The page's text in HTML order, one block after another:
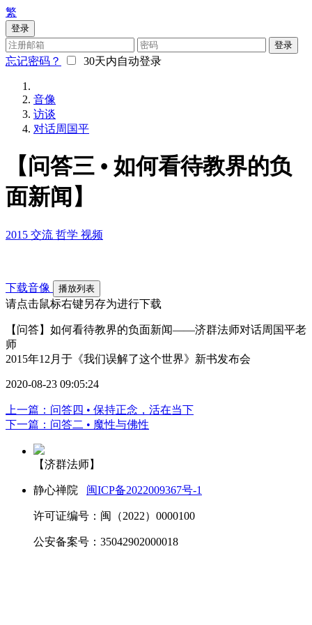
繁
登录
登录
忘记密码？ 30天内自动登录
音像
访谈
对话周国平
【问答三 • 如何看待教界的负
面新闻】
2015 交流 哲学 视频
下载音像 播放列表
请点击鼠标右键另存为进行下载
【问答】如何看待教界的负面新闻——济群法师对话周国平老
师
2015年12月于《我们误解了这个世界》新书发布会
2020-08-23 09:05:24
上一篇：问答四 • 保持正念，活在当下
下一篇：问答二 • 魔性与佛性
【济群法师】
静心禅院 闽ICP备2022009367号-1
许可证编号：闽（2022）0000100
公安备案号：35042902000018